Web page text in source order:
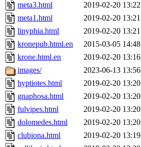
meta3.html
2019-02-20 13:22
meta1.html
2019-02-20 13:21
linyphia.html
2019-02-20 13:21
kronepub.html.en
2015-03-05 14:48
krone.html.en
2019-02-20 13:16
images/
2023-06-13 13:56
hyptiotes.html
2019-02-20 13:20
gnaphosa.html
2019-02-20 13:20
fulvipes.html
2019-02-20 13:20
dolomedes.html
2019-02-20 13:20
clubiona.html
2019-02-20 13:19